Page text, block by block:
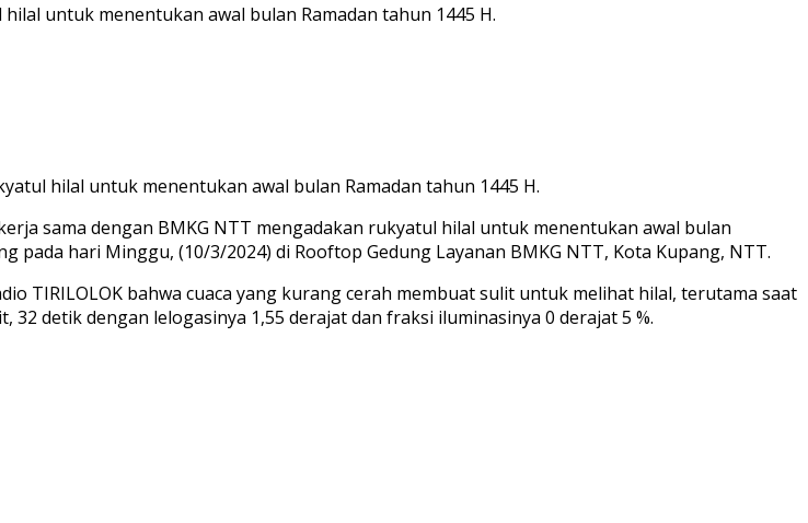
untuk menentukan awal bulan Ramadan tahun 1445 H.
hilal untuk menentukan awal bulan Ramadan tahun 1445 H.
sama dengan BMKG NTT mengadakan rukyatul hilal untuk menentukan awal bulan
pada hari Minggu, (10/3/2024) di Rooftop Gedung Layanan BMKG NTT, Kota Kupang, NTT.
TIRILOLOK bahwa cuaca yang kurang cerah membuat sulit untuk melihat hilal, terutama saat
detik dengan lelogasinya 1,55 derajat dan fraksi iluminasinya 0 derajat 5 %.